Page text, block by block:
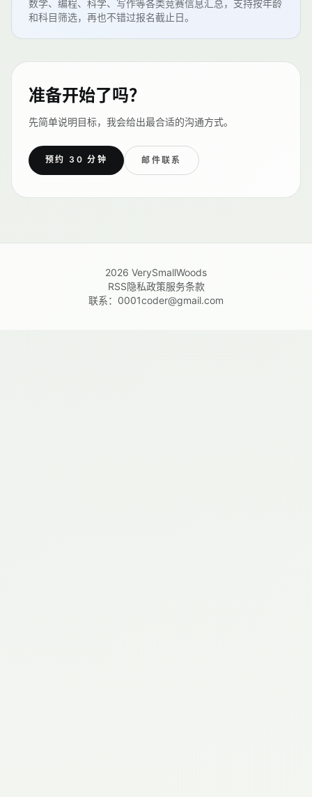
数学、编程、科学、写作等各类竞赛信息汇总，支持按年龄
和科目筛选，再也不错过报名截止日。
准备开始了吗？
先简单说明目标，我会给出最合适的沟通方式。
预约 30 分钟 邮件联系
2026 VerySmallWoods
RSS隐私政策服务条款
联系： 0001coder@gmail.com